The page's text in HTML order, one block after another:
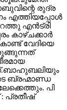
രുദ്ര
എത്തിയപ്പോൾ
എൻട്രി
കാഴ്ചക്കാർ
വേദിയെ
ബ്രഹ്മാണ്ഡ
പി
: പ്രതീഷ്